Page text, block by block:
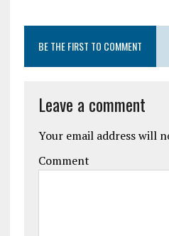
BE THE FIRST TO COMMENT
Leave a comment
Your email address will
Comment